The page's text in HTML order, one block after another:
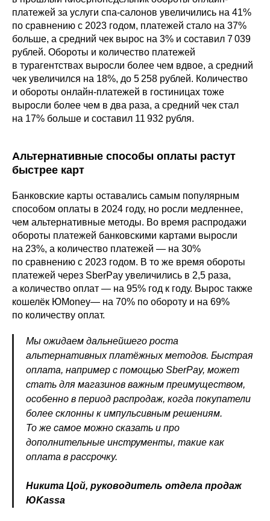
платежей за услуги спа-салонов увеличились на 41%
по сравнению с 2023 годом, платежей стало на 37%
больше, а средний чек вырос на 3% и составил 7 039
рублей. Обороты и количество платежей
в турагентствах выросли более чем вдвое, а средний
чек увеличился на 18%, до 5 258 рублей. Количество
и обороты онлайн-платежей в гостиницах тоже
выросли более чем в два раза, а средний чек стал
на 17% больше и составил 11 932 рубля.
Альтернативные способы оплаты растут
быстрее карт
Банковские карты оставались самым популярным
способом оплаты в 2024 году, но росли медленнее,
чем альтернативные методы. Во время распродажи
обороты платежей банковскими картами выросли
на 23%, а количество платежей — на 30%
по сравнению с 2023 годом. В то же время обороты
платежей через SberPay увеличились в 2,5 раза,
а количество оплат — на 95% год к году. Вырос также
кошелёк ЮMoney— на 70% по обороту и на 69%
по количеству оплат.
Мы ожидаем дальнейшего роста
альтернативных платёжных методов. Быстрая
оплата, например с помощью SberPay, может
стать для магазинов важным преимуществом,
особенно в период распродаж, когда покупатели
более склонны к импульсивным решениям.
То же самое можно сказать и про
дополнительные инструменты, такие как
оплата в рассрочку.
Никита Цой, руководитель отдела продаж
ЮKassa